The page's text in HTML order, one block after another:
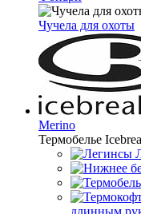
Чучела для охоты
Merino
Термобелье
длинным